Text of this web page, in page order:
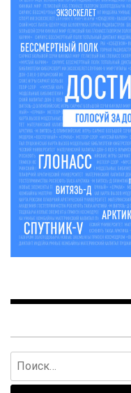
Найти: